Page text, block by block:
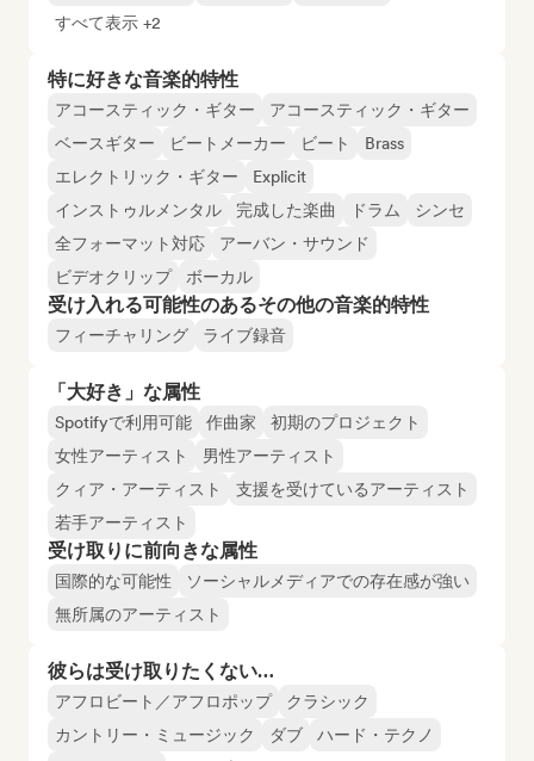
すべて表示 +2
特に好きな音楽的特性
アコースティック・ギター
アコースティック・ギター
ベースギター
ビートメーカー ビート
Brass
エレクトリック・ギター
Explicit
インストゥルメンタル
完成した楽曲 ドラム
シンセ
全フォーマット対応
アーバン・サウンド
ビデオクリップ
ボーカル
受け入れる可能性のあるその他の音楽的特性
フィーチャリング ライブ録音
「大好き」な属性
Spotifyで利用可能 作曲家
初期のプロジェクト
女性アーティスト
男性アーティスト
クィア・アーティスト
支援を受けているアーティスト
若手アーティスト
受け取りに前向きな属性
国際的な可能性
ソーシャルメディアでの存在感が強い
無所属のアーティスト
彼らは受け取りたくない…
アフロビート／アフロポップ
クラシック
カントリー・ミュージック
ダブ
ハード・テクノ